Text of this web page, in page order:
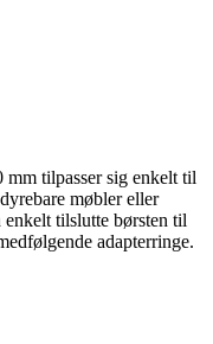
mm tilpasser sig enkelt til
møbler eller
tilslutte børsten til
adapterringe.